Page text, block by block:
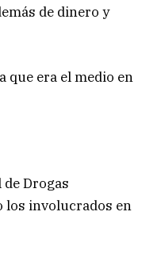
de dinero y
que era el medio en
Drogas
los involucrados en